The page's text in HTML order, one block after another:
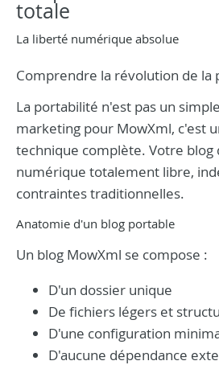
totale
La liberté numérique absolue
Comprendre la révolution de la
La portabilité n'est pas un
marketing pour MowXml, c'est
technique complète. Votre
numérique totalement libre,
contraintes traditionnelles.
Anatomie d'un blog portable
Un blog MowXml se compose :
D'un dossier unique
De fichiers légers et
D'une configuration
D'aucune dépendance